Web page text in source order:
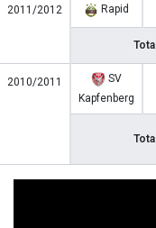
2011/2012 Rapid
Total
2010/2011
SV
Kapfenberg
Total